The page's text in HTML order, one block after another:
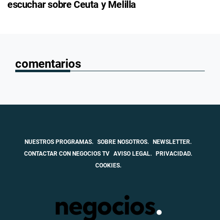
escuchar sobre Ceuta y Melilla
comentarios
NUESTROS PROGRAMAS. SOBRE NOSOTROS.
NEWSLETTER.
CONTACTAR CON NEGOCIOS TV AVISO LEGAL.
PRIVACIDAD.
COOKIES.